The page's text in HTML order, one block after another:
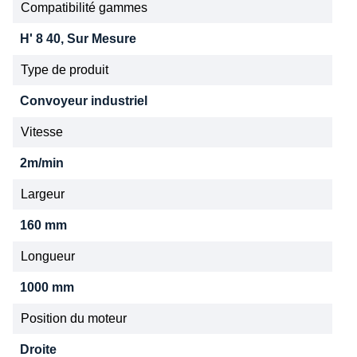
Compatibilité gammes
H' 8 40, Sur Mesure
Type de produit
Convoyeur industriel
Vitesse
2m/min
Largeur
160 mm
Longueur
1000 mm
Position du moteur
Droite